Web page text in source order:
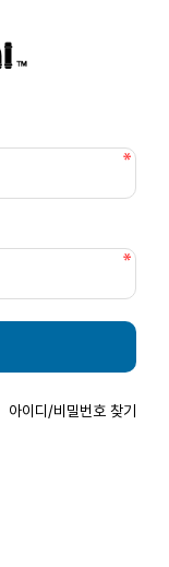
아이디/비밀번호 찾기